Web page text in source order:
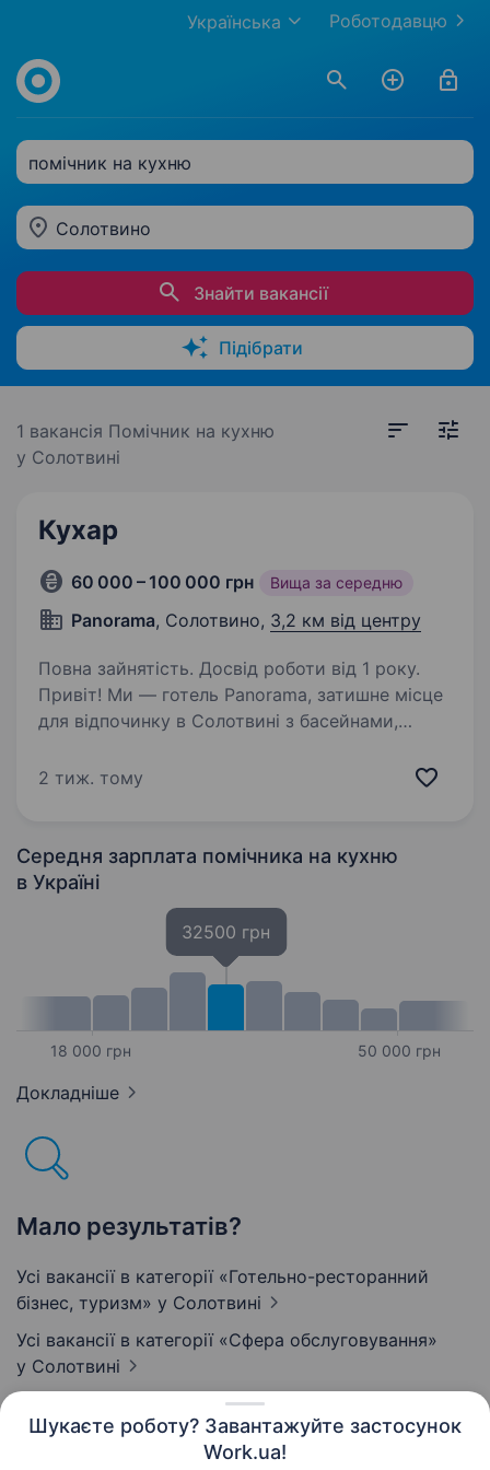
Шукаєте роботу? Завантажуйте застосунок
Work.ua!
Роботодавцю
Українська
помічник на кухню
Солотвино
Знайти вакансії
Підібрати
1 вакансія Помічник на кухню
у Солотвині
Кухар
60 000 – 100 000 грн Вища за середню
Panorama, Солотвино, 3,2 км від центру
Повна зайнятість. Досвід роботи від 1 року.
Привіт! Ми — готель Panorama, затишне місце
для відпочинку в Солотвині з басейнами,
відкрився у 2021 році і пропонує гостям
2 тиж. тому
Середня зарплата помічника на кухню
в Україні
18 000 грн
32500 грн
50 000 грн
Докладніше
Мало результатів?
Усі вакансії в категорії «Готельно-ресторанний
бізнес, туризм» у Солотвині
Усі вакансії в категорії «Сфера обслуговування»
у Солотвині